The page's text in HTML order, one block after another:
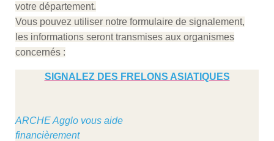
votre département.
Vous pouvez utiliser notre formulaire de signalement,
les informations seront transmises aux organismes
concernés :
SIGNALEZ DES FRELONS ASIATIQUES
ARCHE Agglo vous aide
financièrement